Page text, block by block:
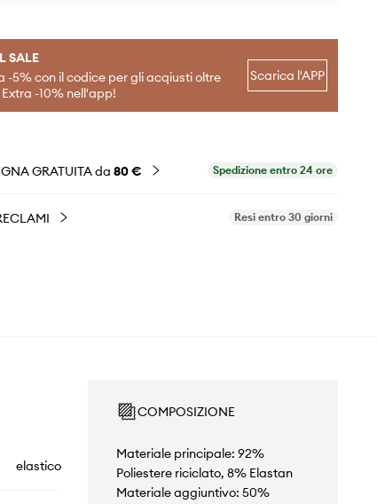
SALE
-5% con il codice per gli acqiusti oltre
-10% nell'app!
Scarica l'APP
GRATUITA da 80 € Spedizione entro 24 ore
Resi entro 30 giorni
elastico
COMPOSIZIONE
Materiale principale: 92%
Poliestere riciclato, 8% Elastan
Materiale aggiuntivo: 50%